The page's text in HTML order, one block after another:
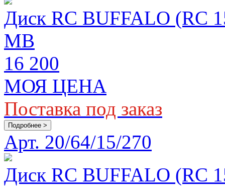
Диск RC BUFFALO (RC
MB
16 200
МОЯ ЦЕНА
Поставка под заказ
Подробнее >
Арт. 20/64/15/270
Диск RC BUFFALO (RC